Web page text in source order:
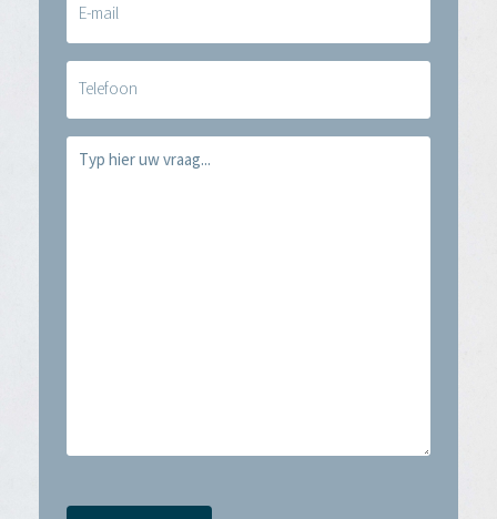
mail
Telefoon
Vraag
(Vereist)